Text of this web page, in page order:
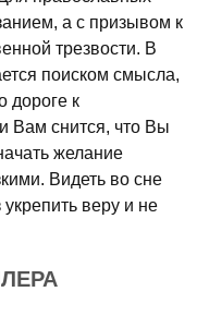
а с призывом к
трезвости. В
поиском смысла,
дороге к
Вам снится, что Вы
желание
Видеть во сне
веру и не